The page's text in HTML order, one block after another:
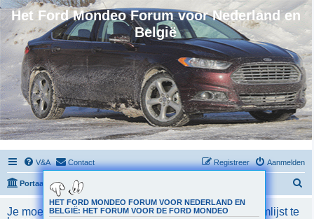
Het Ford Mondeo Forum voor Nederland en
België
V&A Contact Aanmelden
Registreer
Portaal Forumoverzicht
HET FORD MONDEO FORUM VOOR NEDERLAND EN
BELGIË: HET FORUM VOOR DE FORD MONDEO
Je moet geregistreerd en aangemeld zijn om de teamlijst te